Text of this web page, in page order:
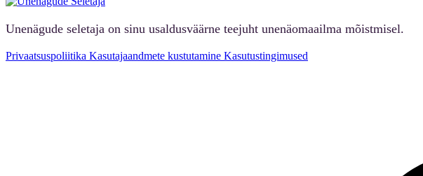
Unenägude seletaja on sinu usaldusväärne teejuht unenäomaailma mõistmisel.
Privaatsuspoliitika Kasutajaandmete kustutamine Kasutustingimused